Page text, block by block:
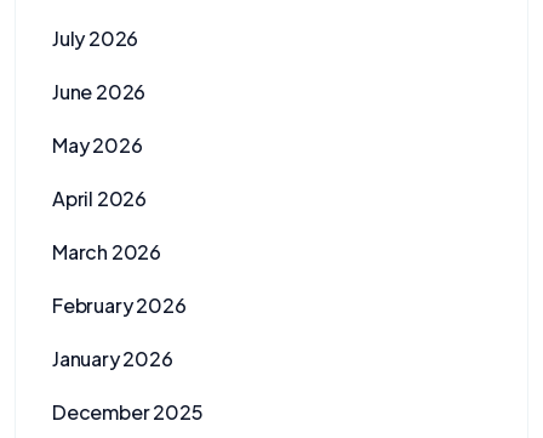
July 2026
June 2026
May 2026
April 2026
March 2026
February 2026
January 2026
December 2025